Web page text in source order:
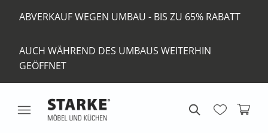
ABVERKAUF WEGEN UMBAU - BIS ZU 65% RABATT
AUCH WÄHREND DES UMBAUS WEITERHIN
GEÖFFNET